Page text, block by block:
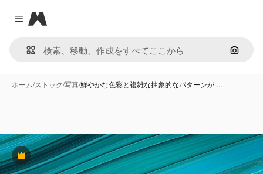
Close menu
Magnific
画像で
ホーム/ストック/写真/鮮やかな色彩と複雑な抽象的なパターンが …
Premium